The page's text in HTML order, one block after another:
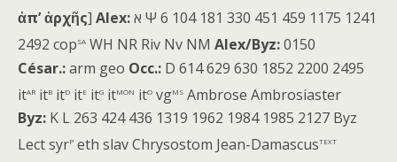
ἀπ’ ἀρχῆς] Alex:‭א Ψ 6 104 181 330 451 459 1175 1241
2492 copsa WH NR Riv Nv NM Alex/Byz:0150
César.:arm geo Occ.: D 614 629 630 1852 2200 2495
itar itb itd ite itg itmon ito vgms Ambrose Ambrosiaster
Byz: K L 263 424 436 1319 1962 1984 1985 2127 Byz
Lect syrp eth slav Chrysostom Jean-Damascustext